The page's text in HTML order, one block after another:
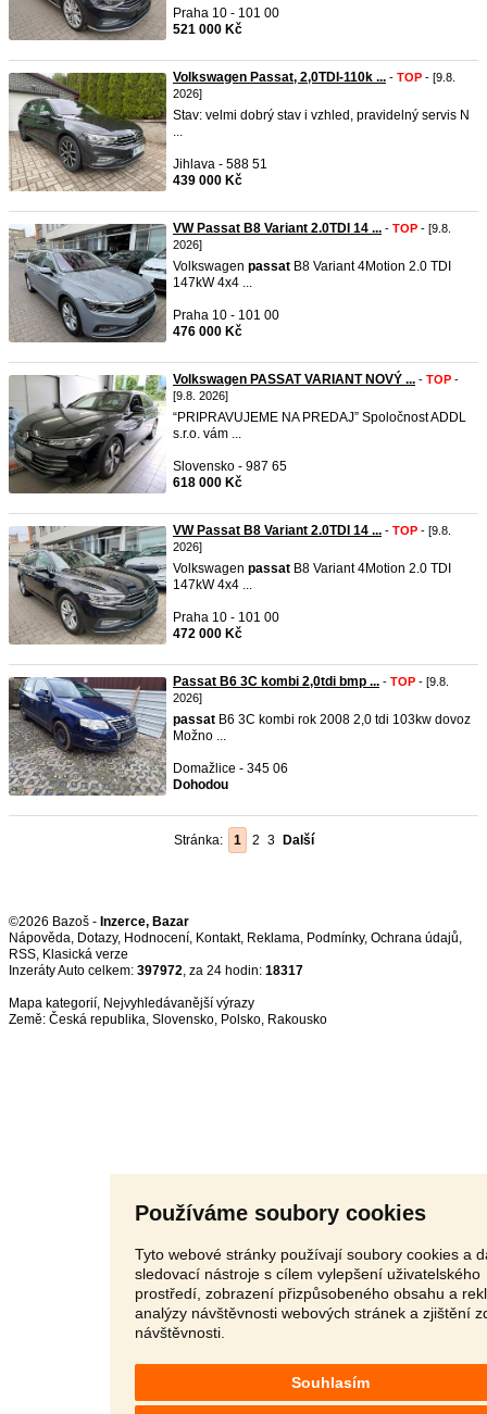
Používáme soubory cookies
Tyto webové stránky používají soubory cookies a
sledovací nástroje s cílem vylepšení uživatelského
prostředí, zobrazení přizpůsobeného obsahu a
analýzy návštěvnosti webových stránek a zjištění
návštěvnosti.
Souhlasím
Praha 10 - 101 00
521 000 Kč
Volkswagen Passat, 2,0TDI-110k ... - TOP - [9.8.
2026]
Stav: velmi dobrý stav i vzhled, pravidelný servis N
...
Jihlava - 588 51
439 000 Kč
VW Passat B8 Variant 2.0TDI 14 ... - TOP - [9.8.
2026]
Volkswagen passat B8 Variant 4Motion 2.0 TDI
147kW 4x4 ...
Praha 10 - 101 00
476 000 Kč
Volkswagen PASSAT VARIANT NOVÝ ... - TOP -
[9.8. 2026]
“PRIPRAVUJEME NA PREDAJ” Spoločnost ADDL
s.r.o. vám ...
Slovensko - 987 65
618 000 Kč
VW Passat B8 Variant 2.0TDI 14 ... - TOP - [9.8.
2026]
Volkswagen passat B8 Variant 4Motion 2.0 TDI
147kW 4x4 ...
Praha 10 - 101 00
472 000 Kč
Passat B6 3C kombi 2,0tdi bmp ... - TOP - [9.8.
2026]
passat B6 3C kombi rok 2008 2,0 tdi 103kw dovoz
Možno ...
Domažlice - 345 06
Dohodou
Stránka: 1 2 3 Další
©2026 Bazoš - Inzerce, Bazar
Nápověda, Dotazy, Hodnocení, Kontakt, Reklama, Podmínky, Ochrana údajů,
RSS,
Inzeráty Auto celkem: 397972, za 24 hodin: 18317
Mapa kategorií, Nejvyhledávanější výrazy
Země: Česká republika, Slovensko, Polsko, Rakousko